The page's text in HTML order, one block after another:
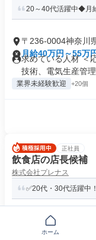
20～40代活躍中◆月
〒236-0004神奈川
月給40万円～55万
求めている人材 ＜
技術、電気生産管理
業界未経験歓迎 +20個
正社員
飲食店の店長候補
株式会社プレナス
✅20代・30代活躍中
〒236-0031神奈川
月給38万1000円～
ホーム